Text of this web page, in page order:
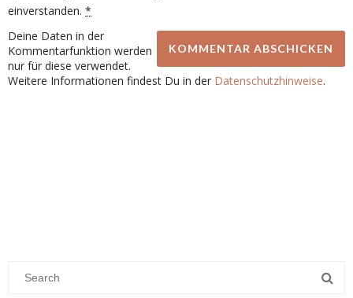
einverstanden. *
Deine Daten in der
Kommentarfunktion werden
nur für diese verwendet.
Weitere Informationen findest Du in der Datenschutzhinweise.